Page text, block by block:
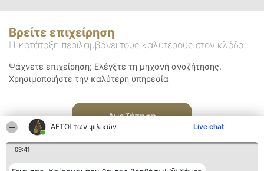
ΑΕΤΟΊ των ψιλικών Live chat
09:41
Βρείτε επιχείρηση
Η κατάταξη περιλαμβάνει τους καλύτερους στον κλάδο
Ψάχνετε επιχείρηση; Ελέγξτε τη μηχανή αναζήτησης.
Χρησιμοποιήστε την καλύτερη υπηρεσία
Αναζήτηση